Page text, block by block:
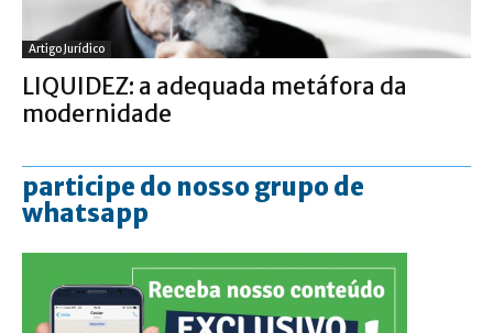
Artigo Jurídico
LIQUIDEZ: a adequada metáfora da
modernidade
participe do nosso grupo de
whatsapp